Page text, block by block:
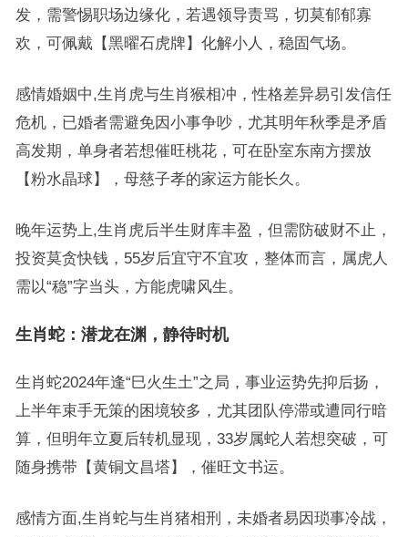
发，需警惕职场边缘化，若遇领导责骂，切莫郁郁寡
欢，可佩戴【黑曜石虎牌】化解小人，稳固气场。
感情婚姻中,生肖虎与生肖猴相冲，性格差异易引发信任
危机，已婚者需避免因小事争吵，尤其明年秋季是矛盾
高发期，单身者若想催旺桃花，可在卧室东南方摆放
【粉水晶球】，母慈子孝的家运方能长久。
晚年运势上,生肖虎后半生财库丰盈，但需防破财不止，
投资莫贪快钱，55岁后宜守不宜攻，整体而言，属虎人
需以“稳”字当头，方能虎啸风生。
生肖蛇：潜龙在渊，静待时机
生肖蛇2024年逢“巳火生土”之局，事业运势先抑后扬，
上半年束手无策的困境较多，尤其团队停滞或遭同行暗
算，但明年立夏后转机显现，33岁属蛇人若想突破，可
随身携带【黄铜文昌塔】，催旺文书运。
感情方面,生肖蛇与生肖猪相刑，未婚者易因琐事冷战，